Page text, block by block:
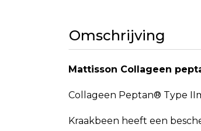
Omschrijving
Mattisson Collageen
Collageen Peptan® Type
Kraakbeen heeft een